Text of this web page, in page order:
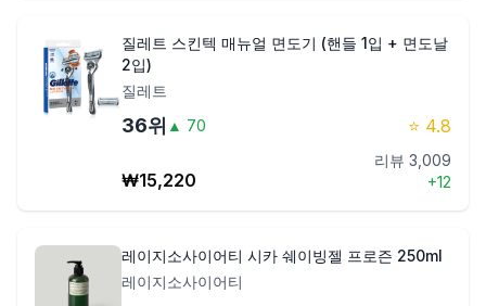
질레트 스킨텍 매뉴얼 면도기 (핸들 1입 + 면도날
2입)
질레트
36위 ▲ 70 ⭐ 4.8
₩15,220
리뷰 3,009
+12
레이지소사이어티 시카 쉐이빙젤 프로즌 250ml
레이지소사이어티